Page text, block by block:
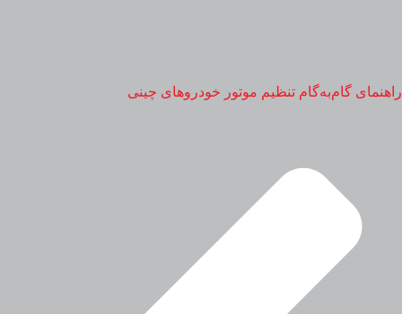
راهنمای گام‌به‌گام تنظیم موتور خودروهای چینی